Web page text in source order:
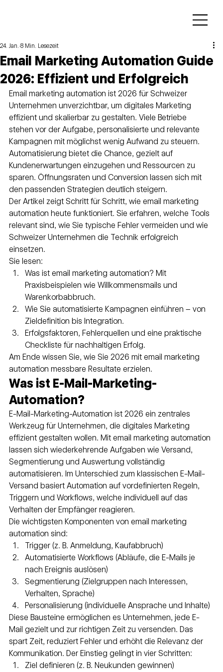
Email Marketing Automation Guide
2026: Effizient und Erfolgreich
24. Jan. 8 Min. Lesezeit
Email marketing automation ist 2026 für Schweizer
Unternehmen unverzichtbar, um digitales Marketing
effizient und skalierbar zu gestalten. Viele Betriebe
stehen vor der Aufgabe, personalisierte und relevante
Kampagnen mit möglichst wenig Aufwand zu steuern.
Automatisierung bietet die Chance, gezielt auf
Kundenerwartungen einzugehen und Ressourcen zu
sparen. Öffnungsraten und Conversion lassen sich mit
den passenden Strategien deutlich steigern.
Der Artikel zeigt Schritt für Schritt, wie email marketing
automation heute funktioniert. Sie erfahren, welche Tools
relevant sind, wie Sie typische Fehler vermeiden und wie
Schweizer Unternehmen die Technik erfolgreich
einsetzen.
Sie lesen:
Was ist email marketing automation? Mit
Praxisbeispielen wie Willkommensmails und
Warenkorbabbruch.
Wie Sie automatisierte Kampagnen einführen – von
Zieldefinition bis Integration.
Erfolgsfaktoren, Fehlerquellen und eine praktische
Checkliste für nachhaltigen Erfolg.
Am Ende wissen Sie, wie Sie 2026 mit email marketing
automation messbare Resultate erzielen.
Was ist E-Mail-Marketing-
Automation?
E-Mail-Marketing-Automation ist 2026 ein zentrales
Werkzeug für Unternehmen, die digitales Marketing
effizient gestalten wollen. Mit email marketing automation
lassen sich wiederkehrende Aufgaben wie Versand,
Segmentierung und Auswertung vollständig
automatisieren. Im Unterschied zum klassischen E-Mail-
Versand basiert Automation auf vordefinierten Regeln,
Triggern und Workflows, welche individuell auf das
Verhalten der Empfänger reagieren.
Die wichtigsten Komponenten von email marketing
automation sind:
Trigger (z. B. Anmeldung, Kaufabbruch)
Automatisierte Workflows (Abläufe, die E-Mails je
nach Ereignis auslösen)
Segmentierung (Zielgruppen nach Interessen,
Verhalten, Sprache)
Personalisierung (individuelle Ansprache und Inhalte)
Diese Bausteine ermöglichen es Unternehmen, jede E-
Mail gezielt und zur richtigen Zeit zu versenden. Das
spart Zeit, reduziert Fehler und erhöht die Relevanz der
Kommunikation. Der Einstieg gelingt in vier Schritten:
Ziel definieren (z. B. Neukunden gewinnen)